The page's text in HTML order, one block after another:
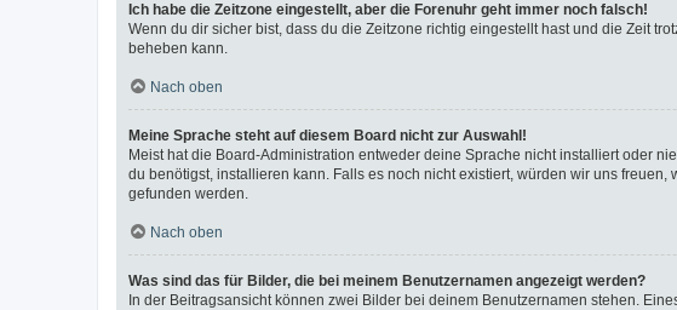
Ich habe die Zeitzone eingestellt, aber die Forenuhr geht immer noch falsch!
Wenn du dir sicher bist, dass du die Zeitzone richtig eingestellt hast und die Zeit
beheben kann.
Nach oben
Meine Sprache steht auf diesem Board nicht zur Auswahl!
Meist hat die Board-Administration entweder deine Sprache nicht installiert oder
du benötigst, installieren kann. Falls es noch nicht existiert, würden wir uns
gefunden werden.
Nach oben
Was sind das für Bilder, die bei meinem Benutzernamen angezeigt werden?
In der Beitragsansicht können zwei Bilder bei deinem Benutzernamen stehen.